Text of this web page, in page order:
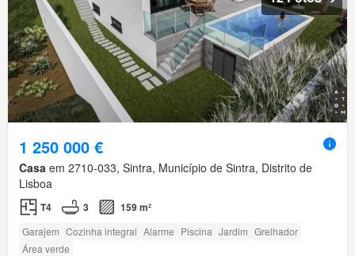
1 250 000 €
Casa em 2710-033, Sintra, Município de Sintra, Distrito de
Lisboa
T4 3 159 m²
Garajem Cozinha integral Alarme Piscina Jardim Grelhador
Área verde